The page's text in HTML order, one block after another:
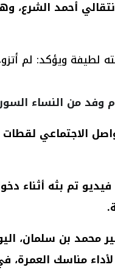
أحمد
من النساء
الاجتماعي
تم بثه أثناء
بن سلمان،
مناسك العمرة،